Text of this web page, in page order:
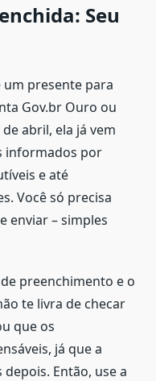
Seu
um presente para
Gov.br Ouro ou
abril, ela já vem
informados por
e até
Você só precisa
enviar – simples
preenchimento e o
te livra de checar
que os
já que a
Então, use a